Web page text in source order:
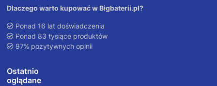
Dlaczego warto kupować w Bigbaterii.pl?
Ponad 16 lat doświadczenia
Ponad 83 tysiące produktów
97% pozytywnych opinii
Ostatnio
oglądane